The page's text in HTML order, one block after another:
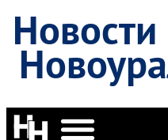
Новости